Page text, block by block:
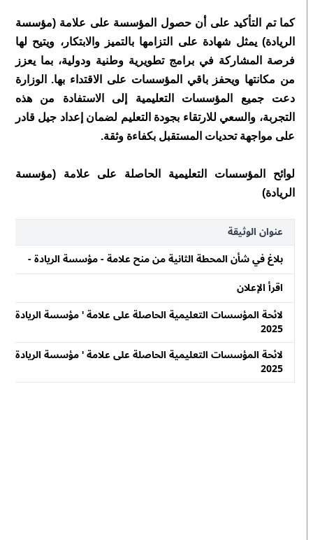
كما تم التأكيد على أن حصول المؤسسة على علامة (مؤسسة
الريادة) يمثل شهادة على التزامها بالتميز والابتكار، ويتيح لها
فرصة المشاركة في برامج تطويرية وطنية ودولية، بما يعزز
من مكانتها ويحفز باقي المؤسسات على الاقتداء بها. الوزارة
دعت جميع المؤسسات التعليمية إلى الاستفادة من هذه
التجربة، والسعي للارتقاء بجودة التعليم لضمان إعداد جيل قادر
على مواجهة تحديات المستقبل بكفاءة وثقة.
لوائح المؤسسات التعليمية الحاصلة على علامة (مؤسسة
الريادة)
عنوان الوثيقة
بلاغ في شأن المحطة الثانية من منح علامة - مؤسسة الريادة -
اقرأ الإعلان
2025
2025